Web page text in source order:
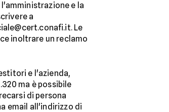
e la
a
Le
inoltrare un reclamo
e l'azienda,
ma è possibile
di persona
email all'indirizzo di